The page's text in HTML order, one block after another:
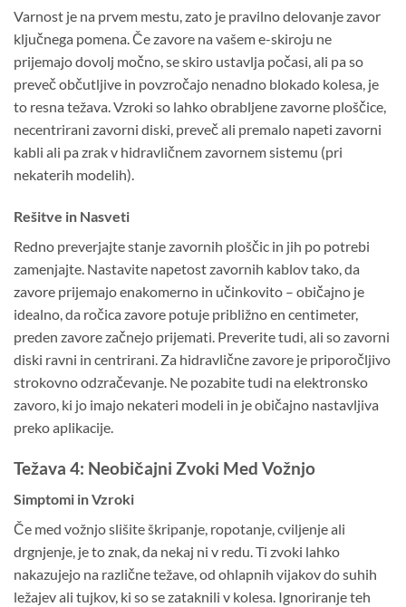
Varnost je na prvem mestu, zato je pravilno delovanje zavor
ključnega pomena. Če zavore na vašem e-skiroju ne
prijemajo dovolj močno, se skiro ustavlja počasi, ali pa so
preveč občutljive in povzročajo nenadno blokado kolesa, je
to resna težava. Vzroki so lahko obrabljene zavorne ploščice,
necentrirani zavorni diski, preveč ali premalo napeti zavorni
kabli ali pa zrak v hidravličnem zavornem sistemu (pri
nekaterih modelih).
Rešitve in Nasveti
Redno preverjajte stanje zavornih ploščic in jih po potrebi
zamenjajte. Nastavite napetost zavornih kablov tako, da
zavore prijemajo enakomerno in učinkovito – običajno je
idealno, da ročica zavore potuje približno en centimeter,
preden zavore začnejo prijemati. Preverite tudi, ali so zavorni
diski ravni in centrirani. Za hidravlične zavore je priporočljivo
strokovno odzračevanje. Ne pozabite tudi na elektronsko
zavoro, ki jo imajo nekateri modeli in je običajno nastavljiva
preko aplikacije.
Težava 4: Neobičajni Zvoki Med Vožnjo
Simptomi in Vzroki
Če med vožnjo slišite škripanje, ropotanje, cviljenje ali
drgnjenje, je to znak, da nekaj ni v redu. Ti zvoki lahko
nakazujejo na različne težave, od ohlapnih vijakov do suhih
ležajev ali tujkov, ki so se zataknili v kolesa. Ignoriranje teh